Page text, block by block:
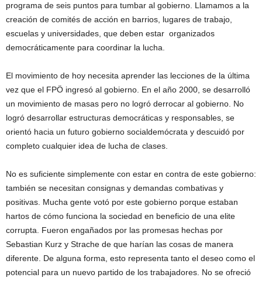
programa de seis puntos para tumbar al gobierno. Llamamos a la
creación de comités de acción en barrios, lugares de trabajo,
escuelas y universidades, que deben estar organizados
democráticamente para coordinar la lucha.
El movimiento de hoy necesita aprender las lecciones de la última
vez que el FPÖ ingresó al gobierno. En el año 2000, se desarrolló
un movimiento de masas pero no logró derrocar al gobierno. No
logró desarrollar estructuras democráticas y responsables, se
orientó hacia un futuro gobierno socialdemócrata y descuidó por
completo cualquier idea de lucha de clases.
No es suficiente simplemente con estar en contra de este gobierno:
también se necesitan consignas y demandas combativas y
positivas. Mucha gente votó por este gobierno porque estaban
hartos de cómo funciona la sociedad en beneficio de una elite
corrupta. Fueron engañados por las promesas hechas por
Sebastian Kurz y Strache de que harían las cosas de manera
diferente. De alguna forma, esto representa tanto el deseo como el
potencial para un nuevo partido de los trabajadores. No se ofreció